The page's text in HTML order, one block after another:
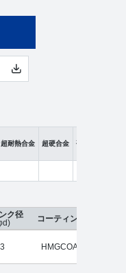
超耐熱合金 超硬合金
硬脆材
ク径
3
コーティング
HMGCOAT